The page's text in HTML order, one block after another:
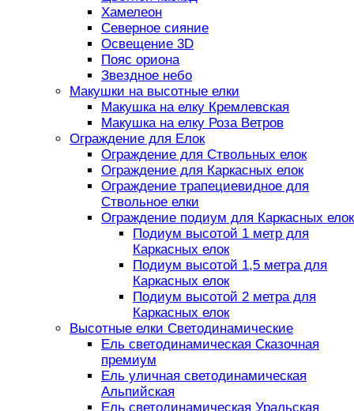
Хамелеон
Северное сияние
Освещение 3D
Пояс ориона
Звездное небо
Макушки на высотные елки
Макушка на елку Кремлевская
Макушка на елку Роза Ветров
Ограждение для Елок
Ограждение для Ствольных елок
Ограждение для Каркасных елок
Ограждение трапециевидное для
Ствольное елки
Ограждение подиум для Каркасных елок
Подиум высотой 1 метр для
Каркасных елок
Подиум высотой 1,5 метра для
Каркасных елок
Подиум высотой 2 метра для
Каркасных елок
Высотные елки Светодинамические
Ель светодинамическая Сказочная
премиум
Ель уличная светодинамическая
Альпийская
Ель светодинамическая Уральская